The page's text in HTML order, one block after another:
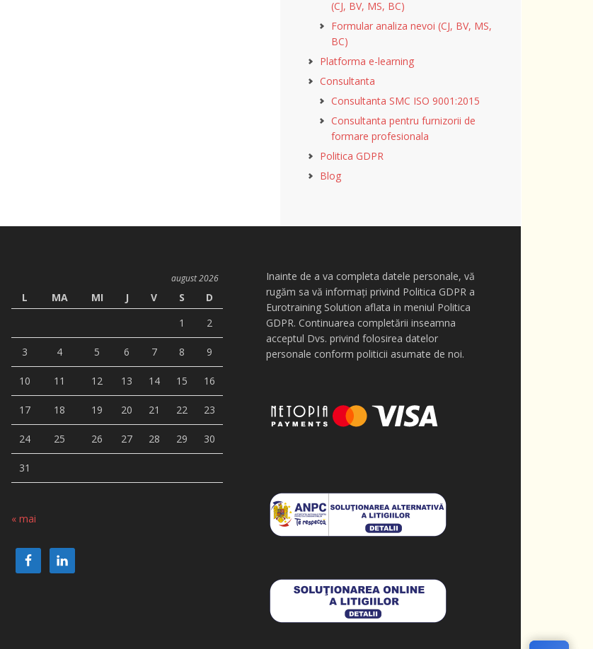
(CJ, BV, MS, BC)
Formular analiza nevoi (CJ, BV, MS,
BC)
Platforma e-learning
Consultanta
Consultanta SMC ISO 9001:2015
Consultanta pentru furnizorii de
formare profesionala
Politica GDPR
Blog
august 2026
L MA MI J V S
D
1
2
3 4 5 6 7 8 9
10 11 12 13 14 15 16
17 18 19 20 21 22 23
24 25 26 27 28 29 30
31
« mai
Inainte de a va completa datele personale, vă
rugăm sa vă informați privind Politica GDPR a
Eurotraining Solution aflata in meniul Politica
GDPR. Continuarea completării inseamna
acceptul Dvs. privind folosirea datelor
personale conform politicii asumate de noi.